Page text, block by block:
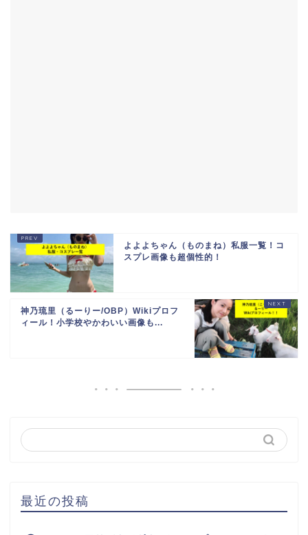
よよよちゃん（ものまね）私服一覧！コ
スプレ画像も超個性的！
神乃琉里（るーりー/OBP）Wikiプロフ
ィール！小学校やかわいい画像も...
最近の投稿